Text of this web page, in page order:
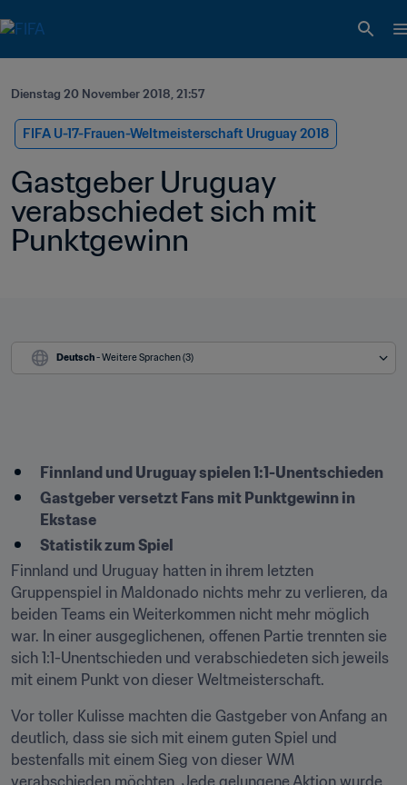
Dienstag 20 November 2018, 21:57
FIFA U-17-Frauen-Weltmeisterschaft Uruguay 2018
Gastgeber Uruguay
verabschiedet sich mit
Punktgewinn
Deutsch - Weitere Sprachen (3)
Finnland und Uruguay spielen 1:1-Unentschieden
Gastgeber versetzt Fans mit Punktgewinn in
Ekstase
Statistik zum Spiel
Finnland und Uruguay hatten in ihrem letzten
Gruppenspiel in Maldonado nichts mehr zu verlieren, da
beiden Teams ein Weiterkommen nicht mehr möglich
war. In einer ausgeglichenen, offenen Partie trennten sie
sich 1:1-Unentschieden und verabschiedeten sich jeweils
mit einem Punkt von dieser Weltmeisterschaft.
Vor toller Kulisse machten die Gastgeber von Anfang an
deutlich, dass sie sich mit einem guten Spiel und
bestenfalls mit einem Sieg von dieser WM
verabschieden möchten. Jede gelungene Aktion wurde